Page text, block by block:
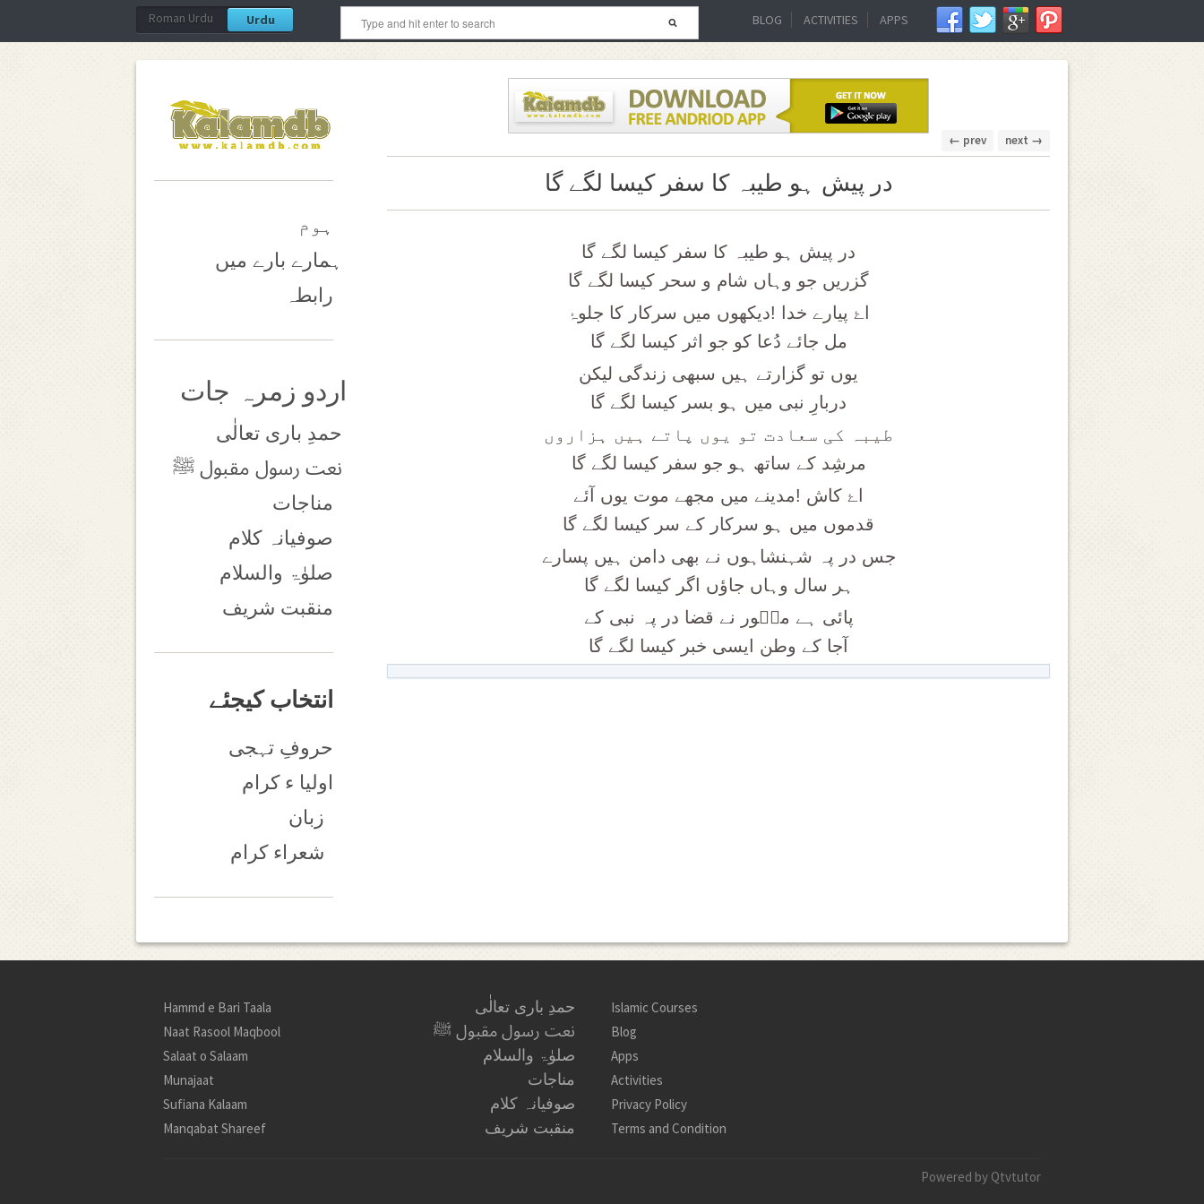
Roman Urdu Urdu BLOG ACTIVITIES APPS
ہوم
ہمارے بارے میں
رابطہ
اردو زمرہ جات
حمدِ باری تعالٰی
نعت رسول مقبول ﷺ
مناجات
صوفیانہ کلام
صلوٰۃ والسلام
منقبت شریف
انتخاب کیجئے
حروفِ تہجی
اولیا ء کرام
زبان
شعراء کرام
← prev next →
در پیش ہو طیبہ کا سفر کیسا لگے گا
در پیش ہو طیبہ کا سفر کیسا لگے گا
گزریں جو وہاں شام و سحر کیسا لگے گا
اۓ پیارے خدا !دیکھوں میں سرکار کا جلوۂ
مل جائے دُعا کو جو اثر کیسا لگے گا
یوں تو گزارتے ہیں سبھی زندگی لیکن
دربارِ نبی میں ہو بسر کیسا لگے گا
طیبہ کی سعادت تو یوں پاتے ہیں ہزاروں
مرشِد کے ساتھ ہو جو سفر کیسا لگے گا
اۓ کاش !مدینے میں مجھے موت یوں آئے
قدموں میں ہو سرکار کے سر کیسا لگے گا
جس در پہ شہنشاہوں نے بھی دامن ہیں پسارے
ہر سال وہاں جاؤں اگر کیسا لگے گا
پائی ہے منؔور نے قضا در پہ نبی کے
آجا کے وطن ایسی خبر کیسا لگے گا
Hammd e Bari Taala
Naat Rasool Maqbool
Salaat o Salaam
Munajaat
Sufiana Kalaam
Manqabat Shareef
حمدِ باری تعالٰی
نعت رسول مقبول ﷺ
صلوٰۃ والسلام
مناجات
صوفیانہ کلام
منقبت شریف
Islamic Courses
Blog
Apps
Activities
Privacy Policy
Terms and Condition
Powered by Qtvtutor